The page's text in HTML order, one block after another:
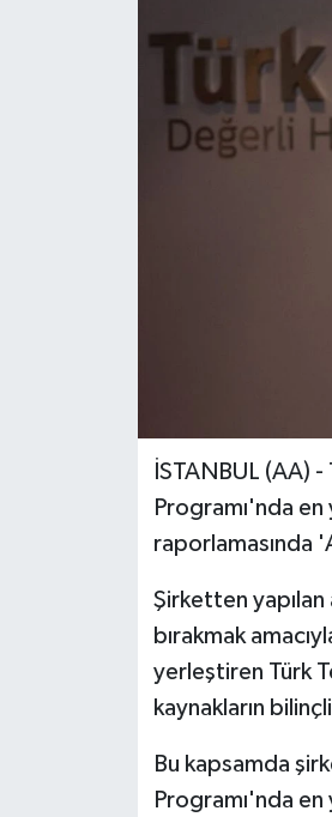
İSTANBUL (AA)
Programı'nda
raporlamasında
Şirketten
bırakmak
yerleştiren Türk
kaynakların
Bu kapsamda
Programı'nda